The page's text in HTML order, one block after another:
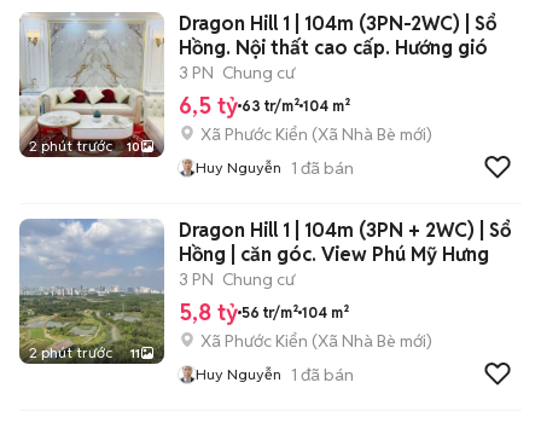
2 phút trước 10
Dragon Hill 1 | 104m (3PN-2WC) | Sổ
Hồng. Nội thất cao cấp. Hướng gió
3 PN Chung cư
6,5 tỷ 63 tr/m² 104 m²
Xã Phước Kiển (Xã Nhà Bè mới)
Huy Nguyễn 1 đã bán
2 phút trước 11
Dragon Hill 1 | 104m (3PN + 2WC) | Sổ
Hồng | căn góc. View Phú Mỹ Hưng
3 PN Chung cư
5,8 tỷ 56 tr/m² 104 m²
Xã Phước Kiển (Xã Nhà Bè mới)
Huy Nguyễn 1 đã bán